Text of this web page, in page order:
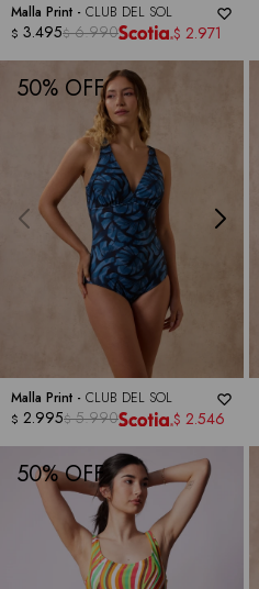
Malla Print - CLUB DEL SOL
$ 3.495$ 6.990 $ 2.971
50
Malla Print - CLUB DEL SOL
$ 2.995$ 5.990 $ 2.546
50